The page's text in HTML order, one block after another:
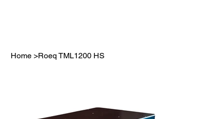
Home >Roeq TML1200 HS